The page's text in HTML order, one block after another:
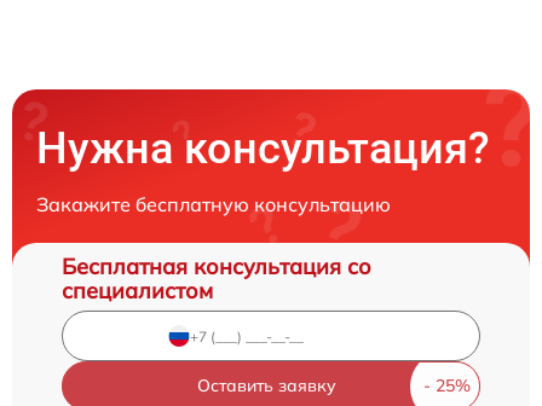
Нужна консультация?
Закажите бесплатную консультацию
Бесплатная консультация со
специалистом
Оставить заявку